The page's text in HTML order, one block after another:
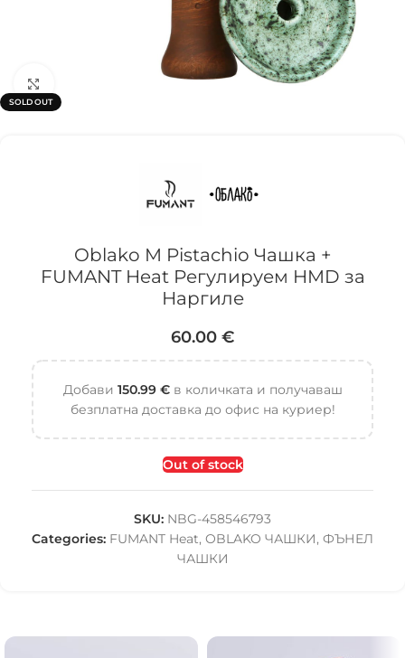
SOLD OUT
Oblako M Pistachio Чашка +
FUMANT Heat Регулируем HMD за
Наргиле
60.00 €
Добави 150.99 €в количката и получаваш
безплатна доставка до офис на куриер!
Out of stock
SKU: NBG-458546793
Categories: FUMANT Heat, OBLAKO ЧАШКИ, ФЪНЕЛ
ЧАШКИ